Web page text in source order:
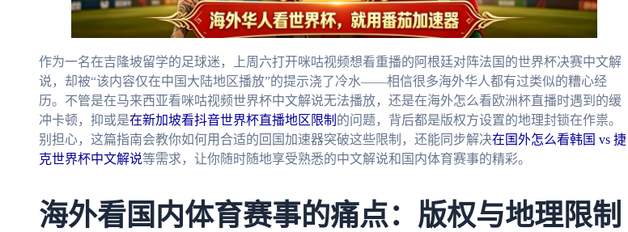
作为一名在吉隆坡留学的足球迷，上周六打开咪咕视频想看重播的阿根廷对阵法国的世界杯决赛中文解
说，却被“该内容仅在中国大陆地区播放”的提示浇了冷水——相信很多海外华人都有过类似的糟心经
历。不管是在马来西亚看咪咕视频世界杯中文解说无法播放，还是在海外怎么看欧洲杯直播时遇到的缓
冲卡顿，抑或是在新加坡看抖音世界杯直播地区限制 的问题，背后都是版权方设置的地理封锁在作祟。
别担心，这篇指南会教你如何用合适的回国加速器突破这些限制，还能同步解决在国外怎么看韩国 vs 捷
克世界杯中文解说等需求，让你随时随地享受熟悉的中文解说和国内体育赛事的精彩。
海外看国内体育赛事的痛点：版权与地理限制